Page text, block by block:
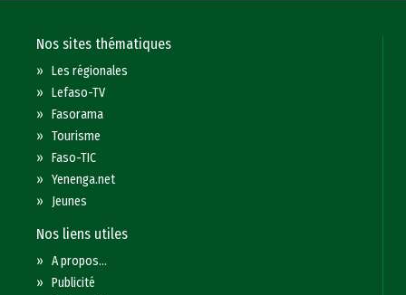
Nos sites thématiques
»Les régionales
»Lefaso-TV
»Fasorama
»Tourisme
»Faso-TIC
»Yenenga.net
» Jeunes
Nos liens utiles
»A propos...
»Publicité